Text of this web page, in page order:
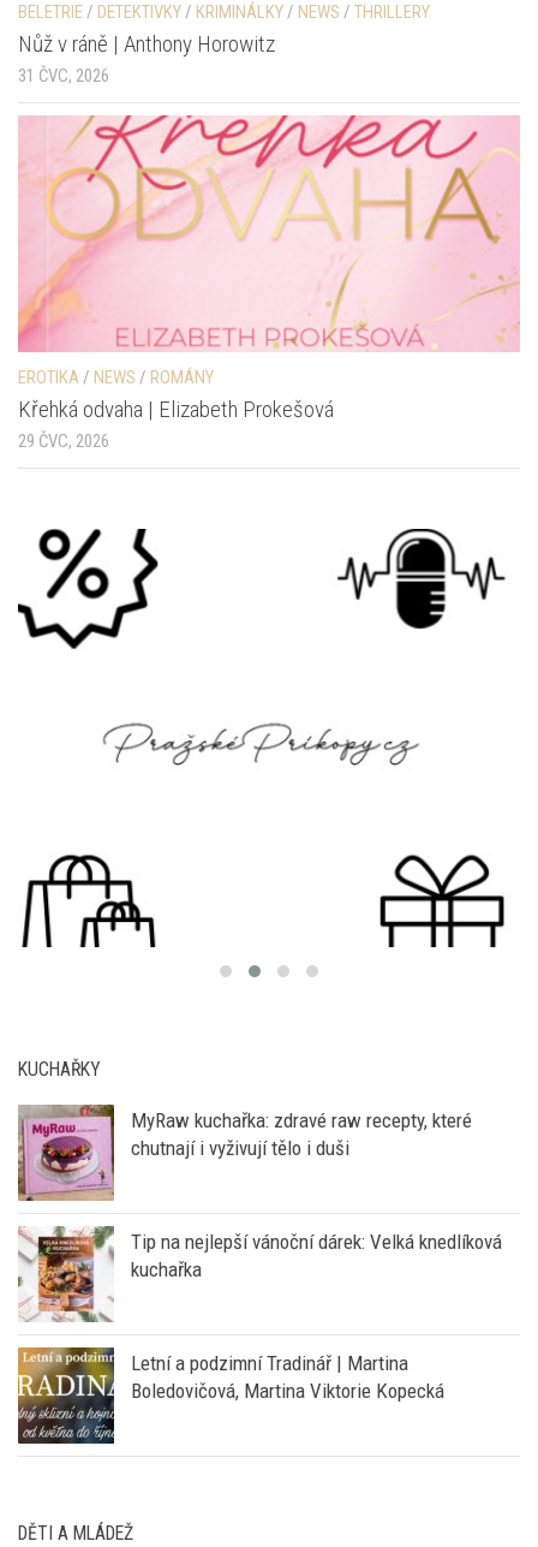
BELETRIE/ DETEKTIVKY/ KRIMINÁLKY/ NEWS / THRILLERY
Nůž v ráně | Anthony Horowitz
31 ČVC, 2026
EROTIKA / NEWS / ROMÁNY
Křehká odvaha | Elizabeth Prokešová
29 ČVC, 2026
KUCHAŘKY
MyRaw kuchařka: zdravé raw recepty, které
chutnají i vyživují tělo i duši
Tip na nejlepší vánoční dárek: Velká knedlíková
kuchařka
Letní a podzimní Tradinář | Martina
Boledovičová, Martina Viktorie Kopecká
DĚTI A MLÁDEŽ